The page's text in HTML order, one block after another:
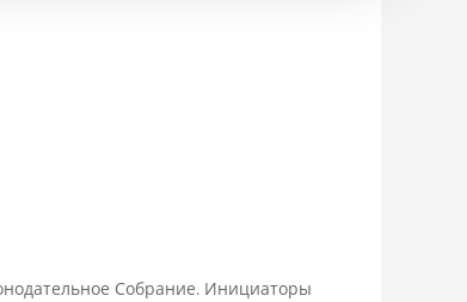
Собрание. Инициаторы